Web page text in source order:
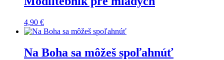
4,90 €
Na Boha sa môžeš spoľahnúť